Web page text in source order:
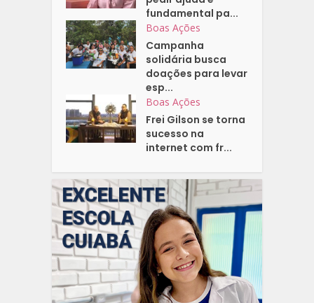
fundamental pa...
Boas Ações
Campanha
solidária busca
doações para levar
esp...
Boas Ações
Frei Gilson se torna
sucesso na
internet com fr...